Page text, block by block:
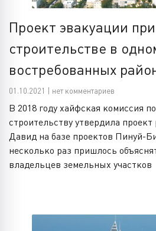
Проект эвакуации при
строительстве в
востребованных
01.10.2021 | нет комментариев
В 2018 году хайфская комиссия
строительству утвердила
Давид на базе проектов Пинуй-
несколько раз пришлось
владельцев земельных участков